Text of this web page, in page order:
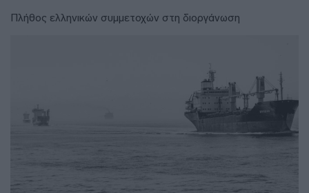
Πλήθος ελληνικών συμμετοχών στη διοργάνωση